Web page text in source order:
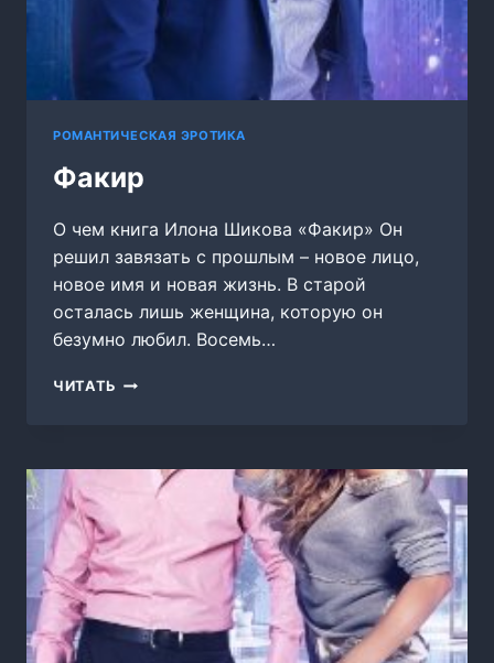
РОМАНТИЧЕСКАЯ ЭРОТИКА
Факир
О чем книга Илона Шикова «Факир» Он
решил завязать с прошлым – новое лицо,
новое имя и новая жизнь. В старой
осталась лишь женщина, которую он
безумно любил. Восемь…
ЧИТАТЬ ФАКИР